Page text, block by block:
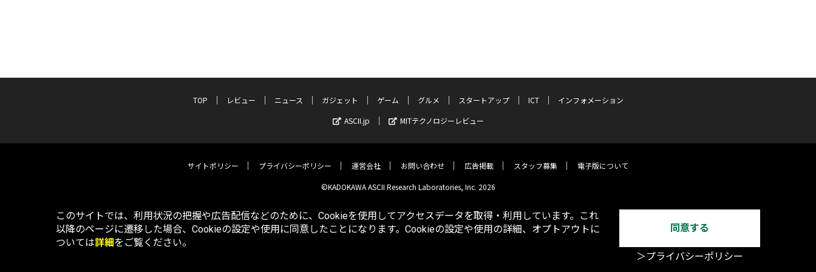
TOP レビュー ニュース ガジェット ゲーム グルメ スタートアップ ICT
インフォメーション
ASCII.jp
MITテクノロジーレビュー
サイトポリシー プライバシーポリシー 運営会社 お問い合わせ 広告掲載 スタッフ募集 電子版について
©KADOKAWA ASCII Research Laboratories, Inc. 2026
このサイトでは、利用状況の把握や広告配信などのために、Cookieを使用してアクセスデータを取得・利用しています。これ
以降のページに遷移した場合、Cookieの設定や使用に同意したことになります。Cookieの設定や使用の詳細、オプトアウトに
ついては詳細をご覧ください。
同意する
＞プライバシーポリシー